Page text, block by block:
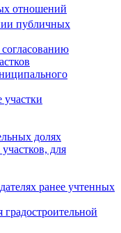
отношений
публичных
долях
для
ранее учтенных